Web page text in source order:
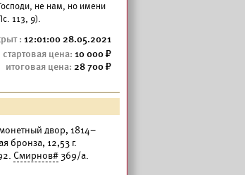
не нам, но имени
113, 9).
12:01:00 28.05.2021
10 000
28 700
двор, 1814–
бронза, 12,53 г.
Смирнов#369/а.